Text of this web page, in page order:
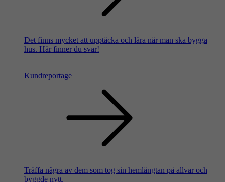
Det finns mycket att upptäcka och lära när man ska bygga
hus. Här finner du svar!
Kundreportage
Träffa några av dem som tog sin hemlängtan på allvar och
byggde nytt.